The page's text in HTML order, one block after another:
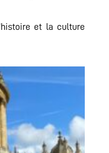
et la culture